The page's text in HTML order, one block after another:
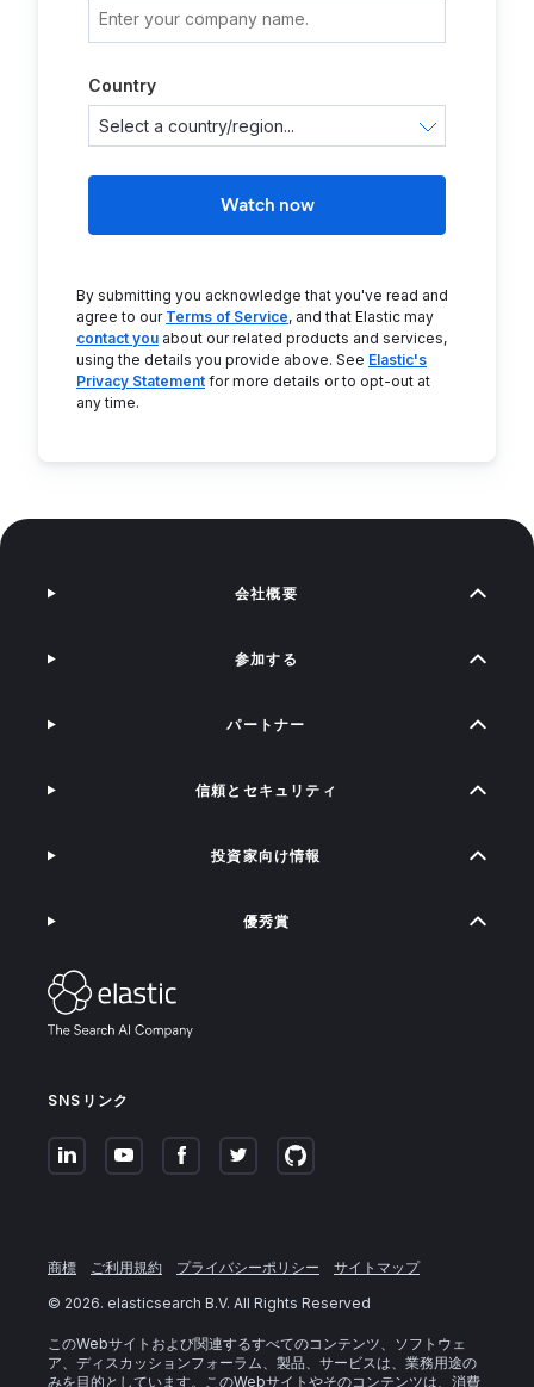
Country
Watch now
By submitting you acknowledge that you've read and
agree to our Terms of Service, and that Elastic may
contact you about our related products and services,
using the details you provide above. See Elastic's
Privacy Statement for more details or to opt-out at
any time.
SNSリンク
会社概要
参加する
パートナー
信頼とセキュリティ
投資家向け情報
優秀賞
商標 ご利用規約 プライバシーポリシー
サイトマップ
© 2026. elasticsearch B.V. All Rights Reserved
このWebサイトおよび関連するすべてのコンテンツ、ソフトウェ
ア、ディスカッションフォーラム、製品、サービスは、業務用途の
みを目的としています。このWebサイトやそのコンテンツは、消費